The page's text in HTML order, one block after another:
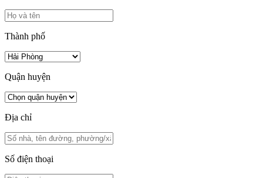
Thành phố
Quận huyện
Địa chỉ
Số điện thoại